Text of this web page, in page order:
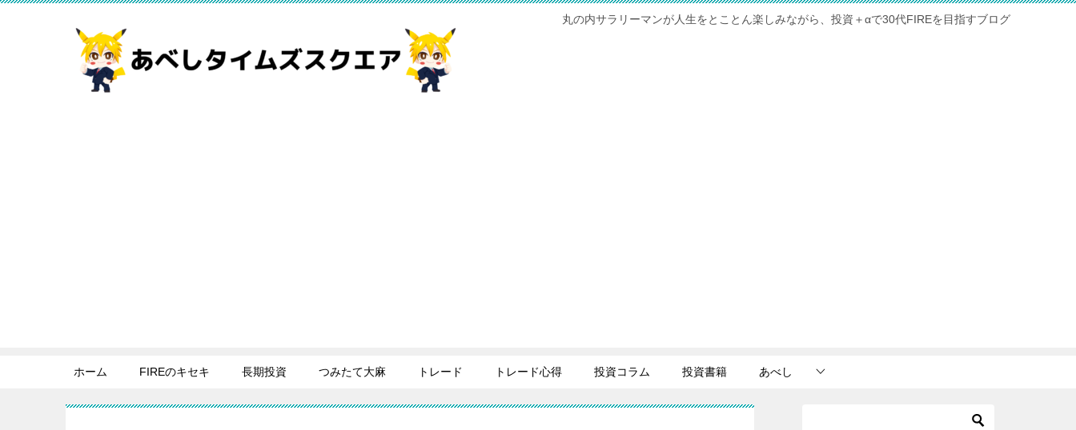
丸の内サラリーマンが人生をとことん楽しみながら、投資＋αで30代FIREを目指すブログ
ホーム FIREのキセキ 長期投資 つみたて大麻 トレード トレード心得 投資コラム 投資書籍 あべし